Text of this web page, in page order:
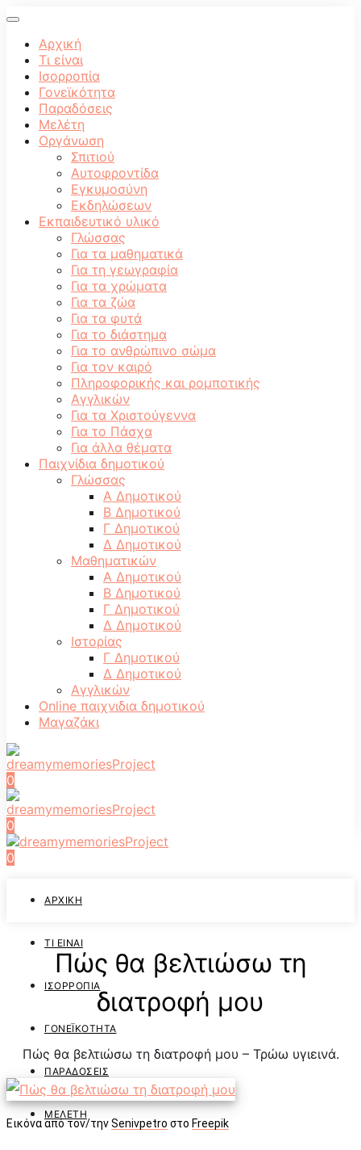
Αρχική
Τι είναι
Ισορροπία
Γονεϊκότητα
Παραδόσεις
Μελέτη
Οργάνωση
Σπιτιού
Αυτοφροντίδα
Εγκυμοσύνη
Εκδηλώσεων
Εκπαιδευτικό υλικό
Γλώσσας
Για τα μαθηματικά
Για τη γεωγραφία
Για τα χρώματα
Για τα ζώα
Για τα φυτά
Για το διάστημα
Για το ανθρώπινο σώμα
Για τον καιρό
Πληροφορικής και ρομποτικής
Αγγλικών
Για τα Χριστούγεννα
Για το Πάσχα
Για άλλα θέματα
Παιχνίδια δημοτικού
Γλώσσας
Α Δημοτικού
Β Δημοτικού
Γ Δημοτικού
Δ Δημοτικού
Μαθηματικών
Α Δημοτικού
Β Δημοτικού
Γ Δημοτικού
Δ Δημοτικού
Ιστορίας
Γ Δημοτικού
Δ Δημοτικού
Αγγλικών
Online παιχνιδια δημοτικού
Μαγαζάκι
0
0
0
ΑΡΧΙΚΉ
ΤΙ ΕΊΝΑΙ
ΙΣΟΡΡΟΠΊΑ
ΓΟΝΕΪΚΌΤΗΤΑ
ΠΑΡΑΔΌΣΕΙΣ
ΜΕΛΈΤΗ
Πώς θα βελτιώσω τη
διατροφή μου
Πώς θα βελτιώσω τη διατροφή μου – Τρώω υγιεινά.
Εικόνα από τον/τηνSenivpetro στο Freepik